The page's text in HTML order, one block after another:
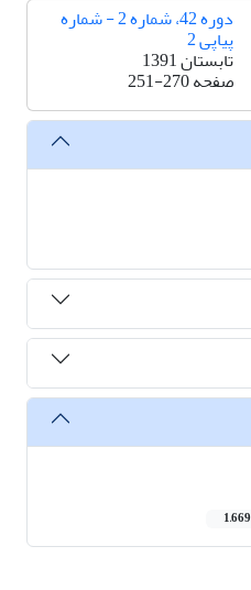
دوره 42، شماره 2 - شماره
پیاپی 2
تابستان 1391
صفحه251-270
1,669